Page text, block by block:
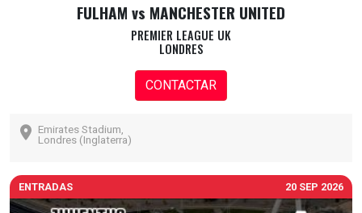
FULHAM vs MANCHESTER UNITED
PREMIER LEAGUE UK
LONDRES
CONTACTAR
Emirates Stadium,
Londres (Inglaterra)
ENTRADAS 20 SEP 2026